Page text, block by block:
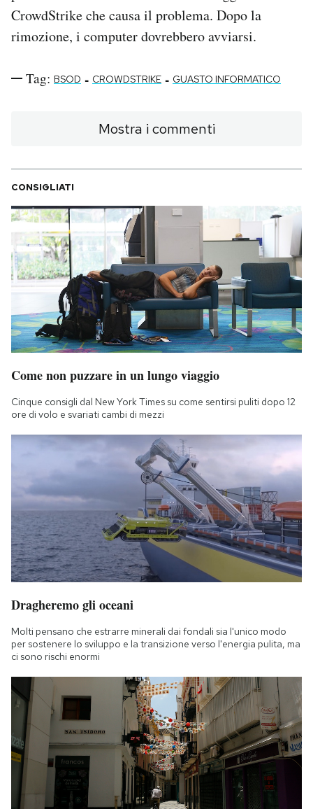
CrowdStrike che causa il problema. Dopo la
rimozione, i computer dovrebbero avviarsi.
Tag: BSOD - CROWDSTRIKE - GUASTO INFORMATICO
Mostra i commenti
CONSIGLIATI
Come non puzzare in un lungo viaggio
Cinque consigli dal New York Times su come sentirsi puliti dopo 12
ore di volo e svariati cambi di mezzi
Dragheremo gli oceani
Molti pensano che estrarre minerali dai fondali sia l'unico modo
per sostenere lo sviluppo e la transizione verso l'energia pulita, ma
ci sono rischi enormi